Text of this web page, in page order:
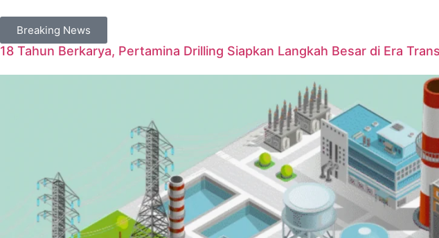
Breaking News
18 Tahun Berkarya, Pertamina Drilling Siapkan Langkah Besar di Era